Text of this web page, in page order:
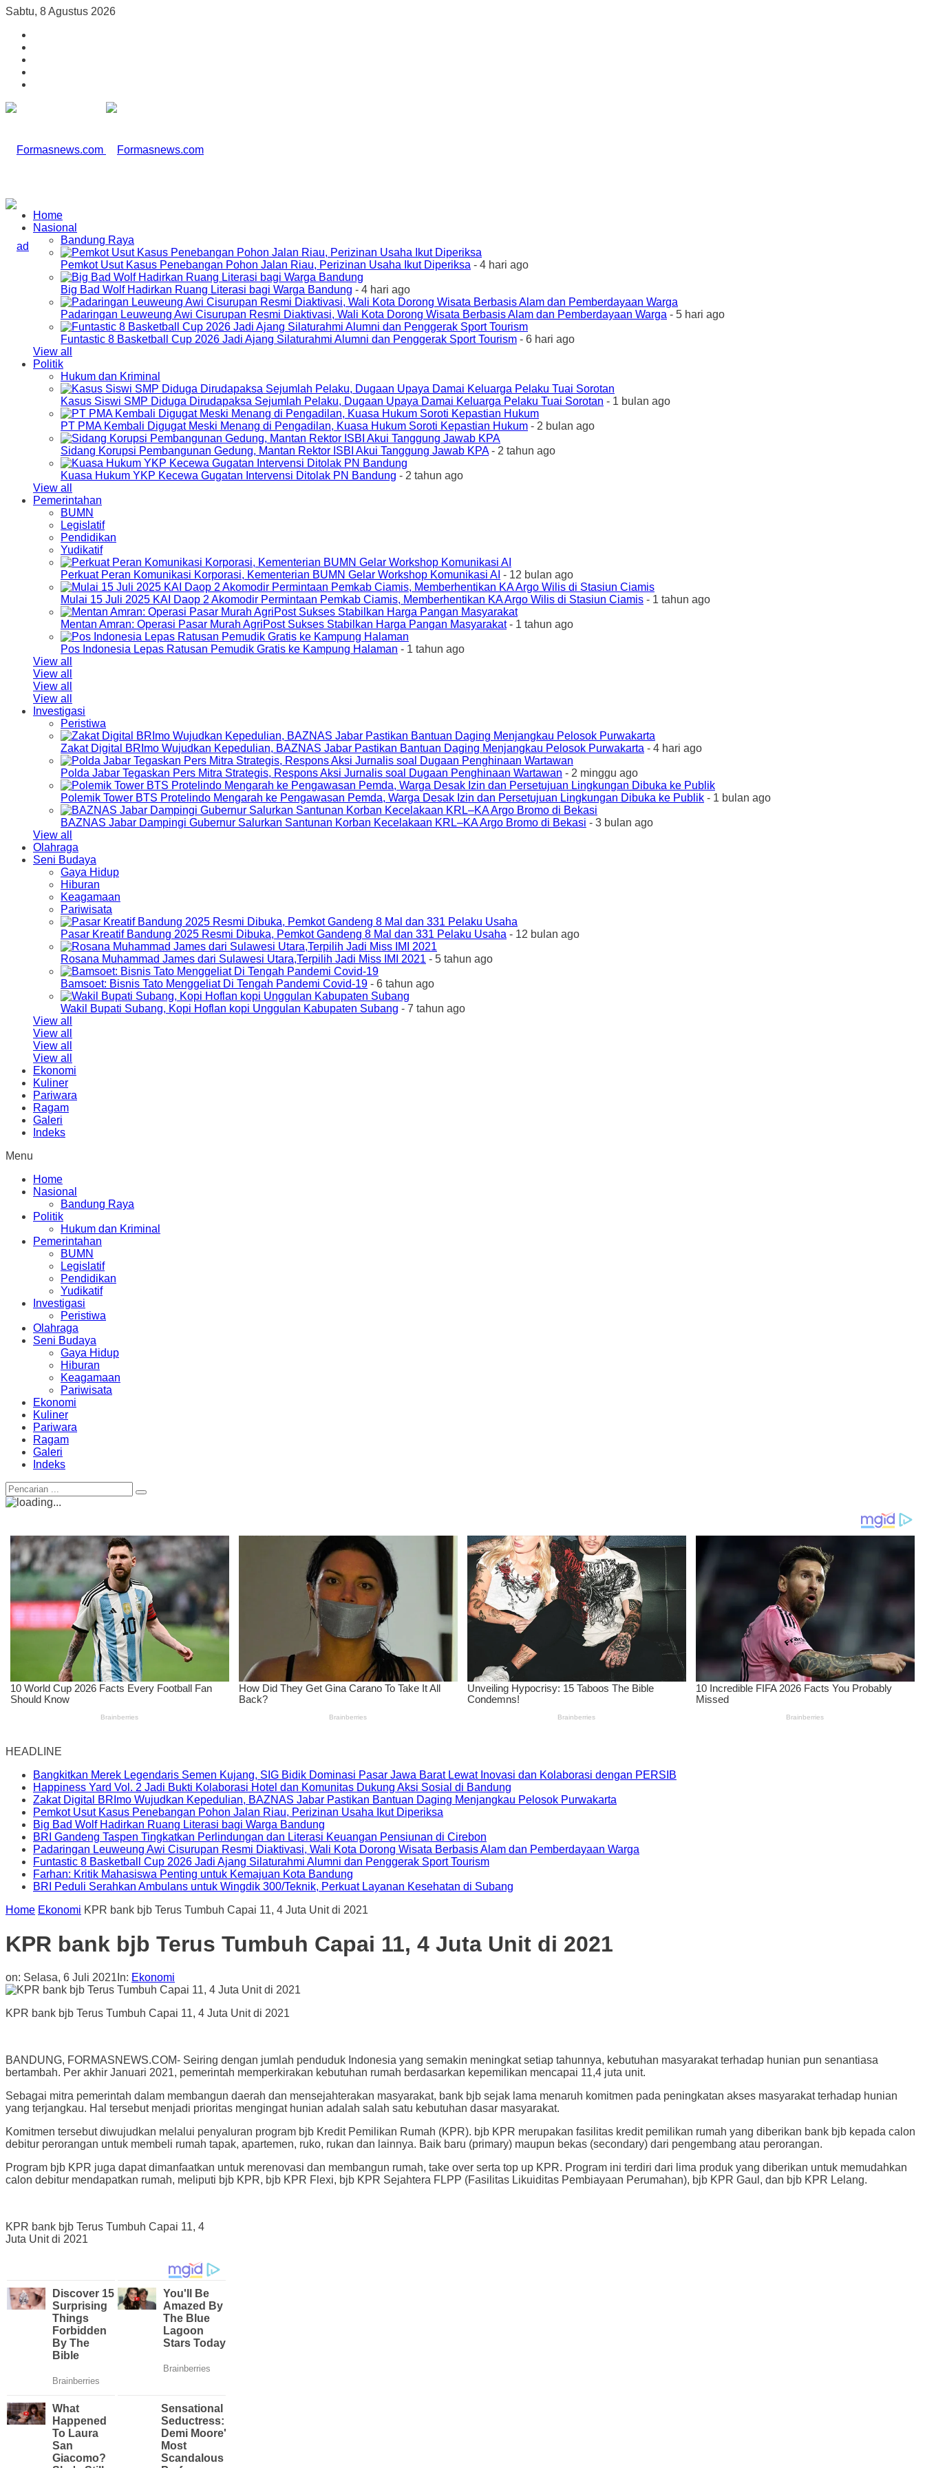
Sabtu, 8 Agustus 2026
Home
Nasional
Bandung Raya
Pemkot Usut Kasus Penebangan Pohon Jalan Riau, Perizinan Usaha Ikut Diperiksa - 4 hari ago
Big Bad Wolf Hadirkan Ruang Literasi bagi Warga Bandung - 4 hari ago
Padaringan Leuweung Awi Cisurupan Resmi Diaktivasi, Wali Kota Dorong Wisata Berbasis Alam dan Pemberdayaan Warga - 5 hari ago
Funtastic 8 Basketball Cup 2026 Jadi Ajang Silaturahmi Alumni dan Penggerak Sport Tourism - 6 hari ago
View all
Politik
Hukum dan Kriminal
Kasus Siswi SMP Diduga Dirudapaksa Sejumlah Pelaku, Dugaan Upaya Damai Keluarga Pelaku Tuai Sorotan - 1 bulan ago
PT PMA Kembali Digugat Meski Menang di Pengadilan, Kuasa Hukum Soroti Kepastian Hukum - 2 bulan ago
Sidang Korupsi Pembangunan Gedung, Mantan Rektor ISBI Akui Tanggung Jawab KPA- 2 tahun ago
Kuasa Hukum YKP Kecewa Gugatan Intervensi Ditolak PN Bandung - 2 tahun ago
View all
Pemerintahan
BUMN
Legislatif
Pendidikan
Yudikatif
Perkuat Peran Komunikasi Korporasi, Kementerian BUMN Gelar Workshop Komunikasi AI - 12 bulan ago
Mulai 15 Juli 2025 KAI Daop 2 Akomodir Permintaan Pemkab Ciamis, Memberhentikan KA Argo Wilis di Stasiun Ciamis - 1 tahun ago
Mentan Amran: Operasi Pasar Murah AgriPost Sukses Stabilkan Harga Pangan Masyarakat- 1 tahun ago
Pos Indonesia Lepas Ratusan Pemudik Gratis ke Kampung Halaman - 1 tahun ago
View all
View all
View all
View all
Investigasi
Peristiwa
Zakat Digital BRImo Wujudkan Kepedulian, BAZNAS Jabar Pastikan Bantuan Daging Menjangkau Pelosok Purwakarta - 4 hari ago
Polda Jabar Tegaskan Pers Mitra Strategis, Respons Aksi Jurnalis soal Dugaan Penghinaan Wartawan - 2 minggu ago
Polemik Tower BTS Protelindo Mengarah ke Pengawasan Pemda, Warga Desak Izin dan Persetujuan Lingkungan Dibuka ke Publik - 1 bulan ago
BAZNAS Jabar Dampingi Gubernur Salurkan Santunan Korban Kecelakaan KRL–KA Argo Bromo di Bekasi - 3 bulan ago
View all
Olahraga
Seni Budaya
Gaya Hidup
Hiburan
Keagamaan
Pariwisata
Pasar Kreatif Bandung 2025 Resmi Dibuka, Pemkot Gandeng 8 Mal dan 331 Pelaku Usaha - 12 bulan ago
Rosana Muhammad James dari Sulawesi Utara,Terpilih Jadi Miss IMI 2021 - 5 tahun ago
Bamsoet: Bisnis Tato Menggeliat Di Tengah Pandemi Covid-19 - 6 tahun ago
Wakil Bupati Subang, Kopi Hoflan kopi Unggulan Kabupaten Subang - 7 tahun ago
View all
View all
View all
View all
Ekonomi
Kuliner
Pariwara
Ragam
Galeri
Indeks
Menu
Home
Nasional
Bandung Raya
Politik
Hukum dan Kriminal
Pemerintahan
BUMN
Legislatif
Pendidikan
Yudikatif
Investigasi
Peristiwa
Olahraga
Seni Budaya
Gaya Hidup
Hiburan
Keagamaan
Pariwisata
Ekonomi
Kuliner
Pariwara
Ragam
Galeri
Indeks
HEADLINE
Bangkitkan Merek Legendaris Semen Kujang, SIG Bidik Dominasi Pasar Jawa Barat Lewat Inovasi dan Kolaborasi dengan PERSIB
Happiness Yard Vol. 2 Jadi Bukti Kolaborasi Hotel dan Komunitas Dukung Aksi Sosial di Bandung
Zakat Digital BRImo Wujudkan Kepedulian, BAZNAS Jabar Pastikan Bantuan Daging Menjangkau Pelosok Purwakarta
Pemkot Usut Kasus Penebangan Pohon Jalan Riau, Perizinan Usaha Ikut Diperiksa
Big Bad Wolf Hadirkan Ruang Literasi bagi Warga Bandung
BRI Gandeng Taspen Tingkatkan Perlindungan dan Literasi Keuangan Pensiunan di Cirebon
Padaringan Leuweung Awi Cisurupan Resmi Diaktivasi, Wali Kota Dorong Wisata Berbasis Alam dan Pemberdayaan Warga
Funtastic 8 Basketball Cup 2026 Jadi Ajang Silaturahmi Alumni dan Penggerak Sport Tourism
Farhan: Kritik Mahasiswa Penting untuk Kemajuan Kota Bandung
BRI Peduli Serahkan Ambulans untuk Wingdik 300/Teknik, Perkuat Layanan Kesehatan di Subang
Home Ekonomi KPR bank bjb Terus Tumbuh Capai 11, 4 Juta Unit di 2021
KPR bank bjb Terus Tumbuh Capai 11, 4 Juta Unit di 2021
on: Selasa, 6 Juli 2021 In: Ekonomi
KPR bank bjb Terus Tumbuh Capai 11, 4 Juta Unit di 2021
BANDUNG, FORMASNEWS.COM- Seiring dengan jumlah penduduk Indonesia yang semakin meningkat setiap tahunnya, kebutuhan masyarakat terhadap hunian pun senantiasa
bertambah. Per akhir Januari 2021, pemerintah memperkirakan kebutuhan rumah berdasarkan kepemilikan mencapai 11,4 juta unit.
Sebagai mitra pemerintah dalam membangun daerah dan mensejahterakan masyarakat, bank bjb sejak lama menaruh komitmen pada peningkatan akses masyarakat terhadap hunian
yang terjangkau. Hal tersebut menjadi prioritas mengingat hunian adalah salah satu kebutuhan dasar masyarakat.
Komitmen tersebut diwujudkan melalui penyaluran program bjb Kredit Pemilikan Rumah (KPR). bjb KPR merupakan fasilitas kredit pemilikan rumah yang diberikan bank bjb kepada calon
debitur perorangan untuk membeli rumah tapak, apartemen, ruko, rukan dan lainnya. Baik baru (primary) maupun bekas (secondary) dari pengembang atau perorangan.
Program bjb KPR juga dapat dimanfaatkan untuk merenovasi dan membangun rumah, take over serta top up KPR. Program ini terdiri dari lima produk yang diberikan untuk memudahkan
calon debitur mendapatkan rumah, meliputi bjb KPR, bjb KPR Flexi, bjb KPR Sejahtera FLPP (Fasilitas Likuiditas Pembiayaan Perumahan), bjb KPR Gaul, dan bjb KPR Lelang.
KPR bank bjb Terus Tumbuh Capai 11, 4
Juta Unit di 2021